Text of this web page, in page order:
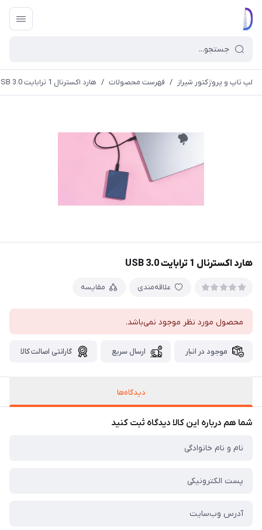
لپ تاپ و پروژکتور شیراز / فهرست محصولات / هارد اکسترنال 1 ترابایت USB 3.0
هارد اکسترنال 1 ترابایت USB 3.0
علاقه‌مندی مقایسه
محصول مورد نظر موجود نمی‌باشد.
موجود در انبار ارسال سریع گارانتی اصالت کالا
دیدگاه‌ها
شما هم درباره این کالا دیدگاه ثبت کنید